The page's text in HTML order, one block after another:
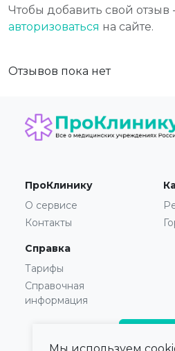
Чтобы добавить свой
авторизоваться на сайте.
Отзывов пока нет
ПроКлинику
О сервисе
Контакты
Справка
Тарифы
Справочная
информация